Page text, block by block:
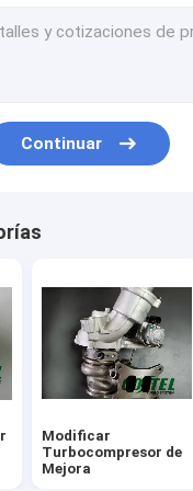
Toyota
de Turbo
del turbocompresor
turbo
del turbocompresor
Continuar
Modificar
Turbocompresor de
Mejora